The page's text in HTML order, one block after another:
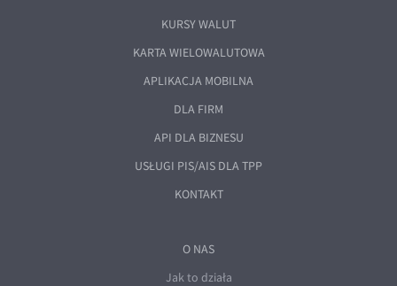
KURSY WALUT
KARTA WIELOWALUTOWA
APLIKACJA MOBILNA
DLA FIRM
API DLA BIZNESU
USŁUGI PIS/AIS DLA TPP
KONTAKT
O NAS
Jak to działa